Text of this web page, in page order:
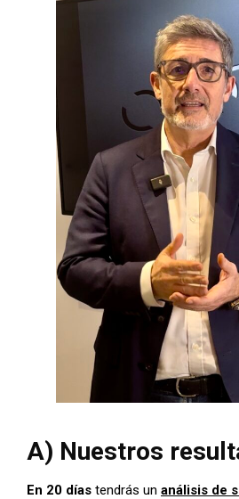
A) Nuestros
En 20 días tendrás un análisis de